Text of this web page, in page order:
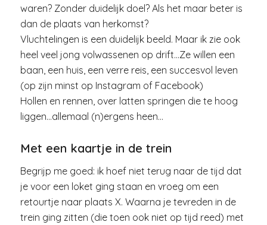
waren? Zonder duidelijk doel? Als het maar beter is
dan de plaats van herkomst?
Vluchtelingen is een duidelijk beeld. Maar ik zie ook
heel veel jong volwassenen op drift…Ze willen een
baan, een huis, een verre reis, een succesvol leven
(op zijn minst op Instagram of Facebook)
Hollen en rennen, over latten springen die te hoog
liggen…allemaal (n)ergens heen…
Met een kaartje in de trein
Begrijp me goed: ik hoef niet terug naar de tijd dat
je voor een loket ging staan en vroeg om een
retourtje naar plaats X. Waarna je tevreden in de
trein ging zitten (die toen ook niet op tijd reed) met